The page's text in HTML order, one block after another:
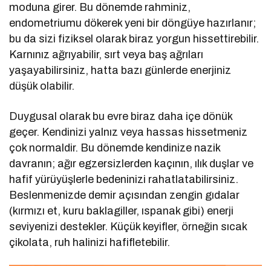
moduna girer. Bu dönemde rahminiz,
endometriumu dökerek yeni bir döngüye hazırlanır;
bu da sizi fiziksel olarak biraz yorgun hissettirebilir.
Karnınız ağrıyabilir, sırt veya baş ağrıları
yaşayabilirsiniz, hatta bazı günlerde enerjiniz
düşük olabilir.
Duygusal olarak bu evre biraz daha içe dönük
geçer. Kendinizi yalnız veya hassas hissetmeniz
çok normaldir. Bu dönemde kendinize nazik
davranın; ağır egzersizlerden kaçının, ılık duşlar ve
hafif yürüyüşlerle bedeninizi rahatlatabilirsiniz.
Beslenmenizde demir açısından zengin gıdalar
(kırmızı et, kuru baklagiller, ıspanak gibi) enerji
seviyenizi destekler. Küçük keyifler, örneğin sıcak
çikolata, ruh halinizi hafifletebilir.